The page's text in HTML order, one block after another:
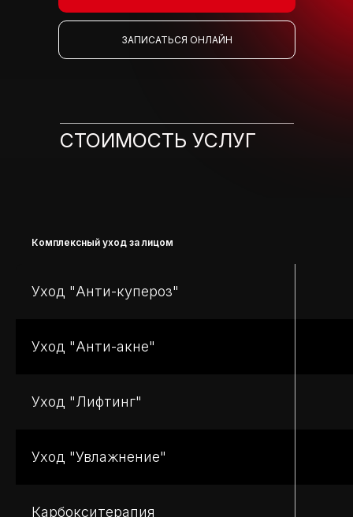
ЗАПИСАТЬСЯ ОНЛАЙН
СТОИМОСТЬ УСЛУГ
Комплексный уход за лицом
Уход "Анти-купероз"
Уход "Анти-акне"
Уход "Лифтинг"
Уход "Увлажнение"
Карбокситерапия